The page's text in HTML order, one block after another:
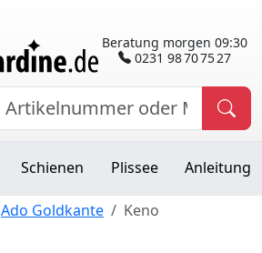
Beratung morgen 09:30
0231 98 70 75 27
Schienen Plissee Anleitung
Ado Goldkante Keno